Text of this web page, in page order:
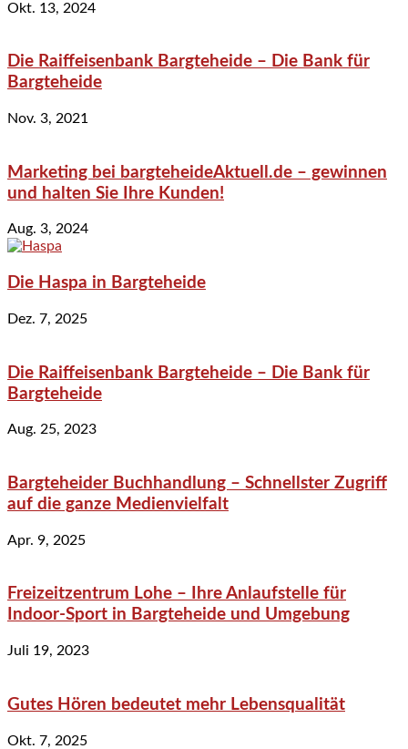
Okt. 13, 2024
Die Raiffeisenbank Bargteheide – Die Bank für
Bargteheide
Nov. 3, 2021
Marketing bei bargteheideAktuell.de – gewinnen
und halten Sie Ihre Kunden!
Aug. 3, 2024
Die Haspa in Bargteheide
Dez. 7, 2025
Die Raiffeisenbank Bargteheide – Die Bank für
Bargteheide
Aug. 25, 2023
Bargteheider Buchhandlung – Schnellster Zugriff
auf die ganze Medienvielfalt
Apr. 9, 2025
Freizeitzentrum Lohe – Ihre Anlaufstelle für
Indoor-Sport in Bargteheide und Umgebung
Juli 19, 2023
Gutes Hören bedeutet mehr Lebensqualität
Okt. 7, 2025